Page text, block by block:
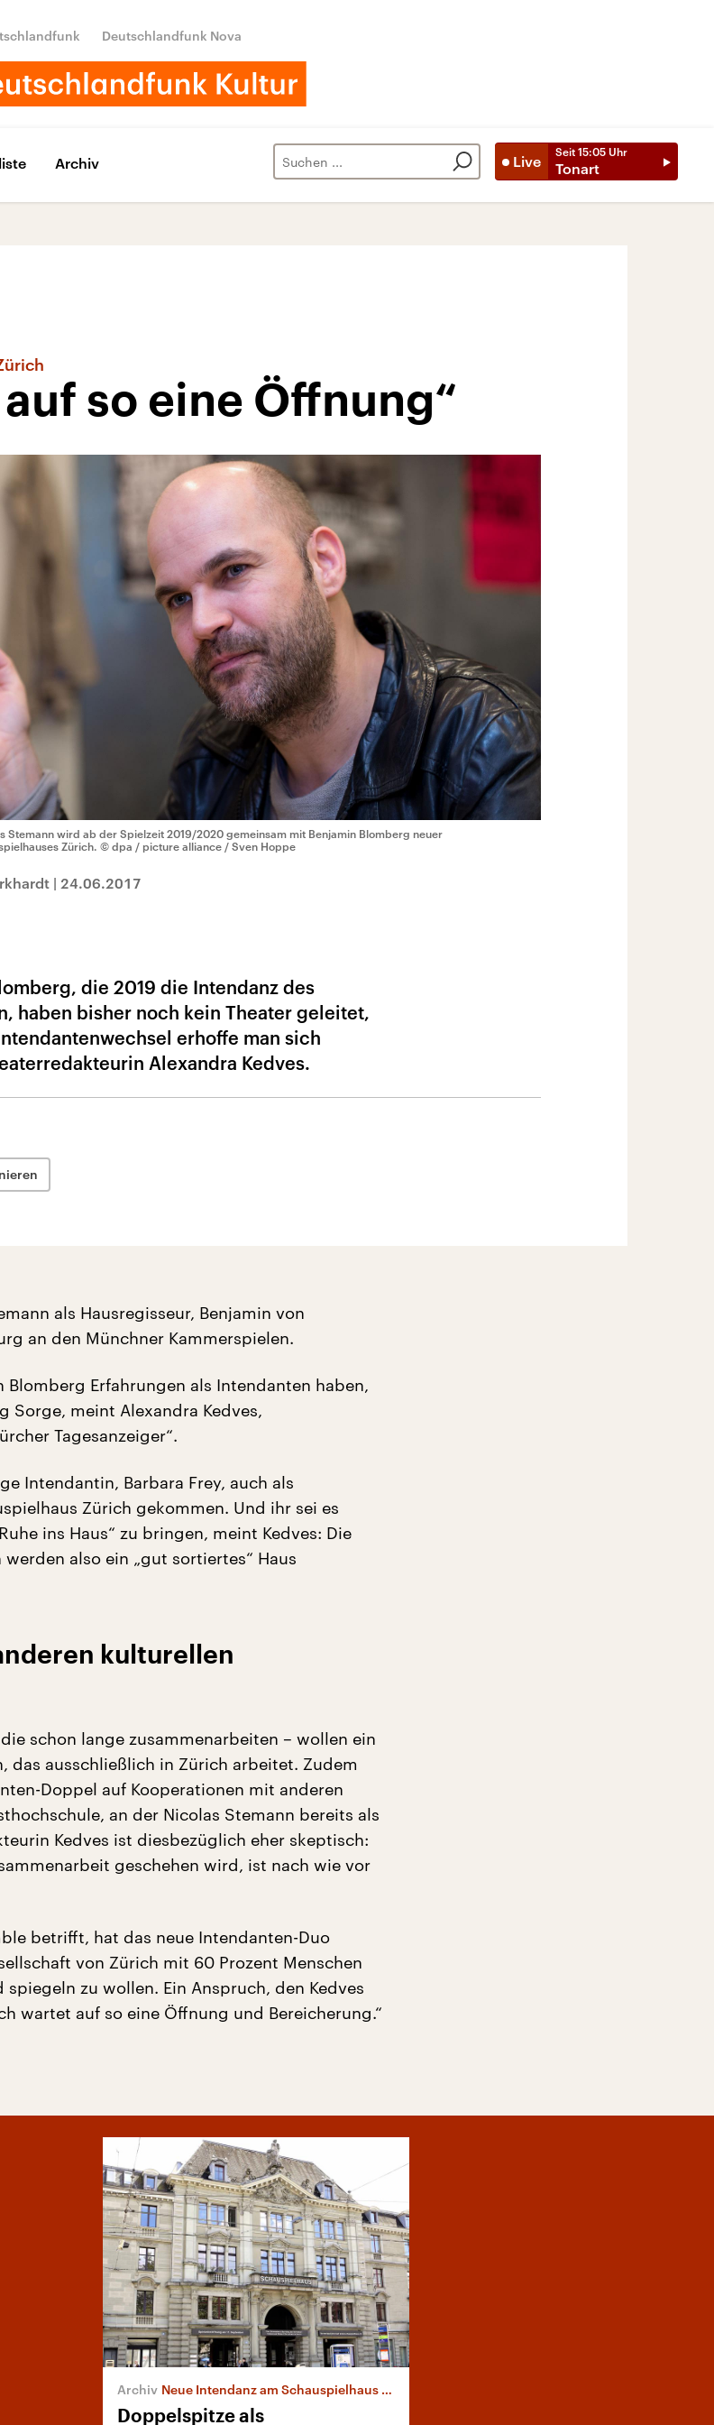
Deutschlandfunk Nova
Live
Seit 15:05 Uhr
Tonart
Archiv
so eine Öffnung“
Stemann wird ab der Spielzeit 2019/2020 gemeinsam mit Benjamin Blomberg neuer
Zürich. © dpa / picture alliance / Sven Hoppe
| 24.06.2017
die 2019 die Intendanz des
haben bisher noch kein Theater geleitet,
erhoffe man sich
Alexandra Kedves.
als Hausregisseur, Benjamin von
an den Münchner Kammerspielen.
Blomberg Erfahrungen als Intendanten haben,
Sorge, meint Alexandra Kedves,
Tagesanzeiger“.
Intendantin, Barbara Frey, auch als
Zürich gekommen. Und ihr sei es
ins Haus“ zu bringen, meint Kedves: Die
also ein „gut sortiertes“ Haus
kulturellen
schon lange zusammenarbeiten – wollen ein
das ausschließlich in Zürich arbeitet. Zudem
Doppel auf Kooperationen mit anderen
an der Nicolas Stemann bereits als
Kedves ist diesbezüglich eher skeptisch:
geschehen wird, ist nach wie vor
betrifft, hat das neue Intendanten-Duo
von Zürich mit 60 Prozent Menschen
zu wollen. Ein Anspruch, den Kedves
wartet auf so eine Öffnung und Bereicherung.“
Neue Intendanz am Schauspielhaus Zürich
Doppelspitze als